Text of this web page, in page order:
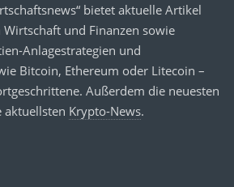
bietet aktuelle Artikel
und Finanzen sowie
Anlagestrategien und
Bitcoin, Ethereum oder Litecoin –
Außerdem die neuesten
aktuellsten Krypto-News.